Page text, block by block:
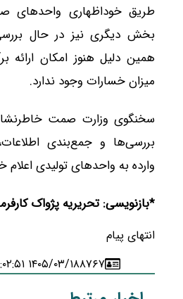
طریق خوداظهاری واحدهای
بخش دیگری نیز در حال
همین دلیل هنوز امکان ارائه
میزان خسارات وجود ندارد.
سخنگوی وزارت صمت
بررسی‌ها و جمع‌بندی
وارده به واحدهای تولیدی
*بازنویسی: تحریریه پژواک
انتهای پیام
۸۷۶۷۱۴۰۵/۰۳/۱۸ ۱۶:۰۲:۵۱